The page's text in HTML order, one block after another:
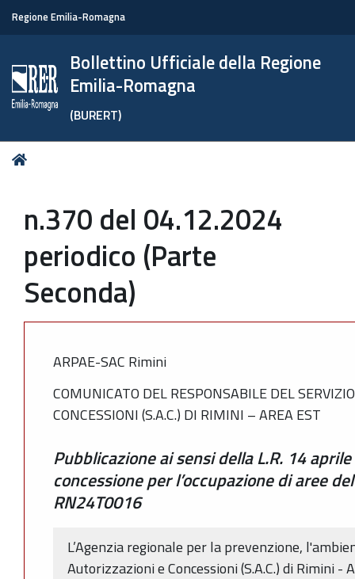
Regione Emilia-Romagna
Bollettino Ufficiale della Regione
Emilia-Romagna
(BURERT)
Tu
n.370 del 04.12.2024
periodico (Parte
Seconda)
ARPAE-SAC Rimini
COMUNICATO DEL RESPONSABILE DEL
CONCESSIONI (S.A.C.) DI RIMINI – AREA EST
Pubblicazione ai sensi della L.R. 14
concessione per l’occupazione di aree
RN24T0016
L’Agenzia regionale per la prevenzione,
Autorizzazioni e Concessioni (S.A.C.) di Rimini -